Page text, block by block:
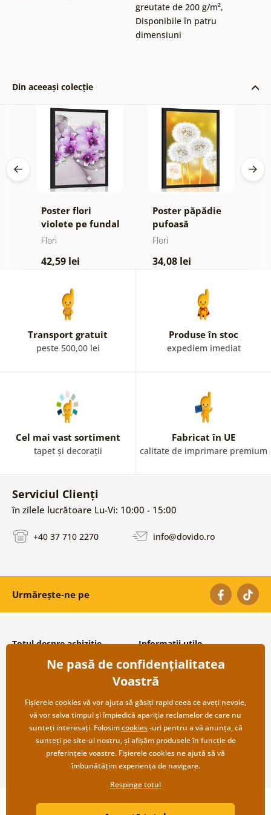
greutate de 200 g/m²,
Disponibile în patru
dimensiuni
Din aceeași colecție
Poster flori
violete pe fundal
abstract
Flori
42,59 lei
Poster păpădie
pufoasă
Flori
34,08 lei
Transport gratuit
peste 500,00 lei
Produse în stoc
expediem imediat
Cel mai vast sortiment
tapet și decorații
Fabricat în UE
calitate de imprimare premium
Serviciul Clienți
în zilele lucrătoare Lu-Vi: 10:00 - 15:00
+40 37 710 2270 info@dovido.ro
Urmărește-ne pe
Totul despre achiziție
Condiții și termeni generali
Protecția datelor personale
Transport și modalități de plată
Returnare
Informații utile
Despre noi
Întrebări frecvente
Contacte
Cooperare angro
Copyright ©2019 © Dovido.ro.
Ne pasă de confidențialitatea
Voastră
Fișierele cookies vă vor ajuta să găsiți rapid ceea ce aveți nevoie,
vă vor salva timpul și împiedică apariția reclamelor de care nu
sunteți interesați. Folosimcookies-uri pentru a vă anunța, că
sunteți pe site-ul nostru, și afișăm produsele în funcție de
preferințele voastre. Fișierele cookies ne ajută să vă
îmbunătățim experiența de navigare.
Respinge totul